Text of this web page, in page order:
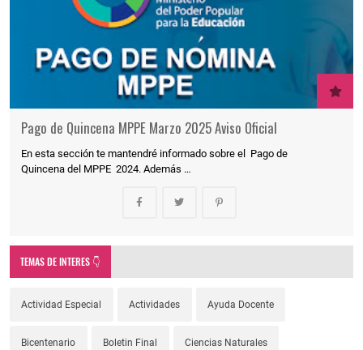
Pago de Quincena MPPE Marzo 2025 Aviso Oficial
En esta sección te mantendré informado sobre el Pago de
Quincena del MPPE 2024. Además …
TEMAS DE INTERES 👇
Actividad Especial Actividades Ayuda Docente
Bicentenario Boletin Final Ciencias Naturales